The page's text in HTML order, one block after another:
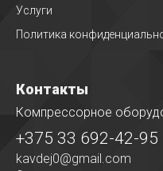
Услуги
Политика
Контакты
Компрессорное
+375 33 692-42-95
kavdej0@gmail.com